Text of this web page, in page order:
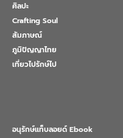
ศิลปะ
Crafting Soul
สัมภาษณ์
ภูมิปัญญาไทย
เที่ยวไปรักษ์ไป
อนุรักษ์แท็บลอยด์ Ebook